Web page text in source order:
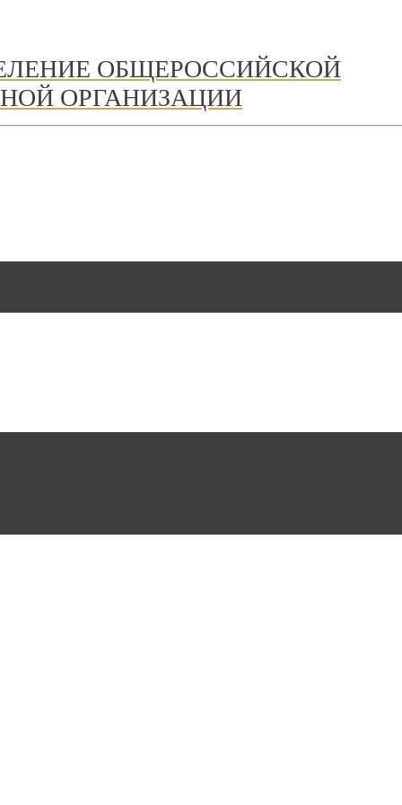
ОБЩЕРОССИЙСКОЙ
ОРГАНИЗАЦИИ